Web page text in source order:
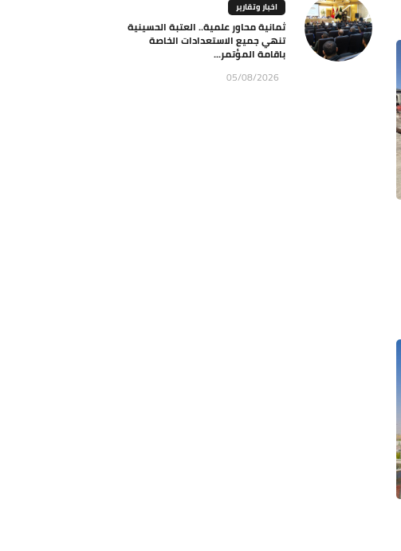
اخبار وتقارير
ثمانية محاور علمية.. العتبة الحسينية
تنهي جميع الاستعدادات الخاصة
باقامة المؤتمر...
05/08/2026